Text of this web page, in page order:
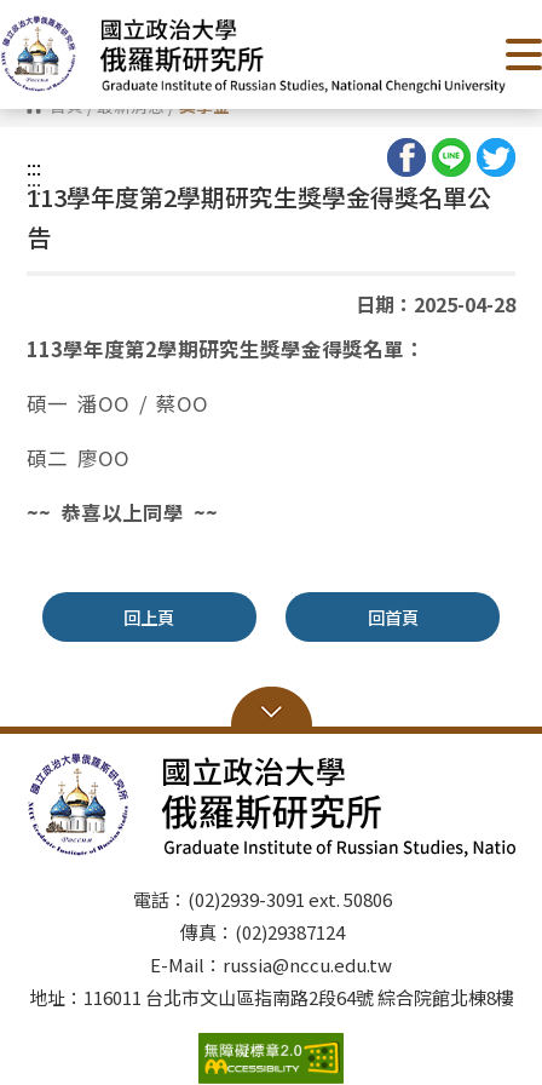
跳
到
主
要
內
容 首頁/最新消息/獎學金
:::
:::
113學年度第2學期研究生獎學金得獎名單公
告
日期：2025-04-28
113學年度第2學期研究生獎學金得獎名單：
碩一 潘OO / 蔡OO
碩二 廖OO
~~ 恭喜以上同學 ~~
回上頁 回首頁
電話：(02)2939-3091 ext. 50806
傳真：(02)29387124
E-Mail：russia@nccu.edu.tw
地址：116011 台北市文山區指南路2段64號 綜合院館北棟8樓